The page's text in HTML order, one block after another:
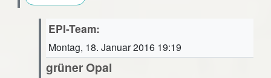
EPI-Team:
Montag, 18. Januar 2016 19:19
grüner Opal